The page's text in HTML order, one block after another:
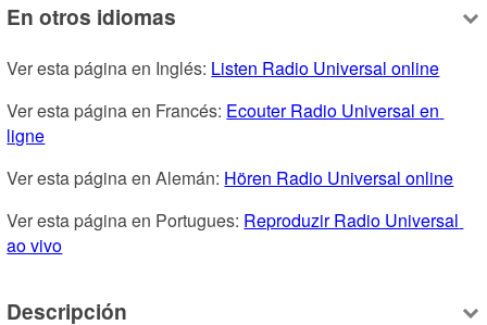
En otros idiomas
Ver esta página en Inglés: Listen Radio Universal online
Ver esta página en Francés: Ecouter Radio Universal en
ligne
Ver esta página en Alemán: Hören Radio Universal online
Ver esta página en Portugues: Reproduzir Radio Universal
ao vivo
Descripción